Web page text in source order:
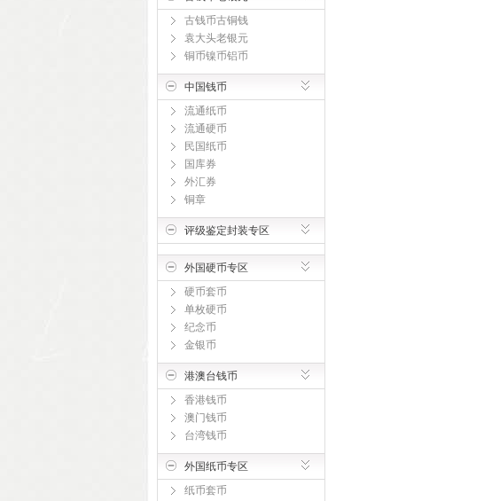
古钱币古铜钱
袁大头老银元
铜币镍币铝币
中国钱币
流通纸币
流通硬币
民国纸币
国库券
外汇券
铜章
评级鉴定封装专区
外国硬币专区
硬币套币
单枚硬币
纪念币
金银币
港澳台钱币
香港钱币
澳门钱币
台湾钱币
外国纸币专区
纸币套币